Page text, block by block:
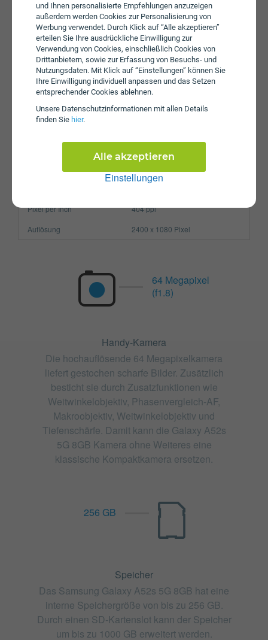
und Ihnen personalisierte Empfehlungen anzuzeigen
außerdem werden Cookies zur Personalisierung von
Werbung verwendet. Durch Klick auf “Alle akzeptieren”
erteilen Sie Ihre ausdrückliche Einwilligung zur
Verwendung von Cookies, einschließlich Cookies von
Drittanbietern, sowie zur Erfassung von Besuchs- und
Nutzungsdaten. Mit Klick auf “Einstellungen” können Sie
Ihre Einwilligung individuell anpassen und das Setzen
entsprechender Cookies ablehnen.
Unsere Daten­schutz­informationen mit allen Details
finden Sie hier.
Einstellungen
Alle akzeptieren
Gerät
Akku
4500 mAh
Speicherkarte
max. 1000 GB
Betriebssystem
Android 11.0
Prozessor
Octa-Core
Arbeitsspeicher
8 GB
SIM-Karte
Größe (H x B x T)
159.9 x 75.1 x 8.4 mm
Pixel per Inch
404 ppi
Auflösung
2400 x 1080 Pixel
64 Megapixel
(f1.8)
Handy-Kamera
Die hochauflösende 64 Megapixelkamera
liefert gestochen scharfe Bilder. Zusätzlich
besticht sie durch Zusatzfunktionen wie
Weitwinkelobjektiv, Phasenvergleich-AF,
Makroobjektiv, Weitwinkelobjektiv und
Tiefenschärfe. Damit kann die Galaxy A52s
5G 8GB Kamera ohne Weiteres eine
klassische Kompaktkamera ersetzen.
256 GB
Speicher
Das Samsung Galaxy A52s 5G 8GB hat eine
interne Speichergröße von bis zu 256 GB.
Durch einen SD-Kartenslot kann der Speicher
um bis zu 1000 GB erweitert werden.